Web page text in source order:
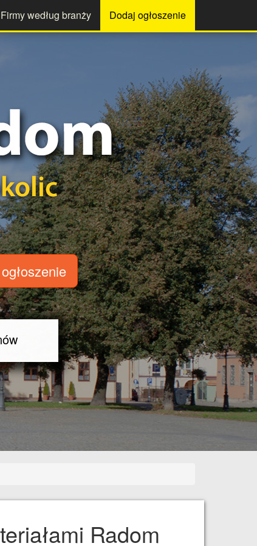
Firmy według branży Dodaj ogłoszenie
Radom